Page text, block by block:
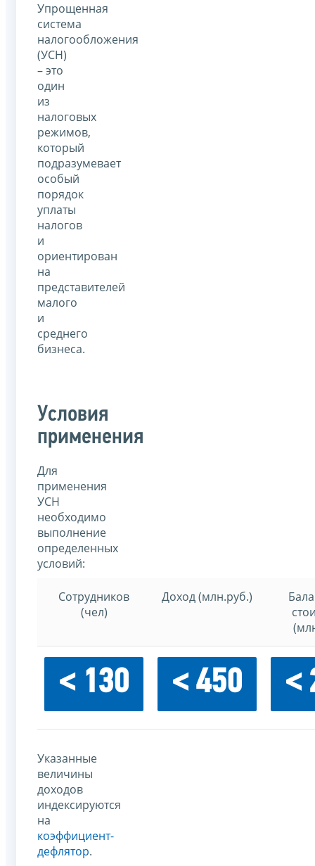
Упрощенная
система
налогообложения
(УСН)
– это
один
из
налоговых
режимов,
который
подразумевает
особый
порядок
уплаты
налогов
и
ориентирован
на
представителей
малого
и
среднего
бизнеса.
Условия
применения
Для
применения
УСН
необходимо
выполнение
определенных
условий:
Сотрудников
(чел)
Доход (млн.руб.)
< 130 < 450 <
Указанные
величины
доходов
индексируются
на
коэффициент-
дефлятор.